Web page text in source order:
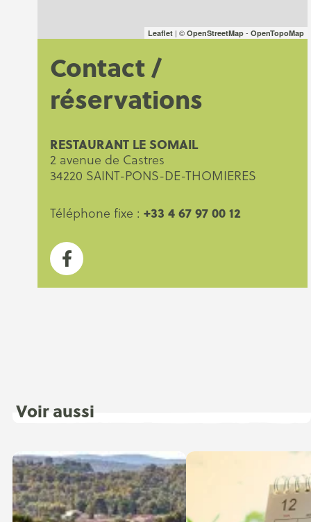
Leaflet| © OpenStreetMap- OpenTopoMap
Contact /
réservations
RESTAURANT LE SOMAIL
2 avenue de Castres
34220 SAINT-PONS-DE-THOMIERES
Téléphone fixe : +33 4 67 97 00 12
Voir aussi